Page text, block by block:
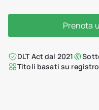
Prenota
DLT Act dal 2021
Titoli basati su